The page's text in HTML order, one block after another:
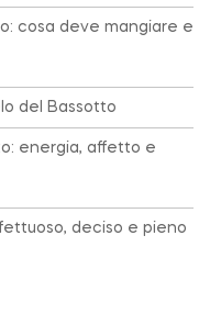
cosa deve mangiare e
del Bassotto
energia, affetto e
deciso e pieno